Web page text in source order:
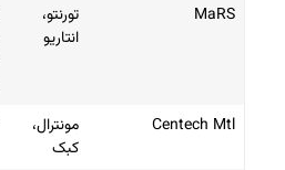
MaRS
تورنتو،
انتاریو
Centech Mtl
مونترال،
کبک